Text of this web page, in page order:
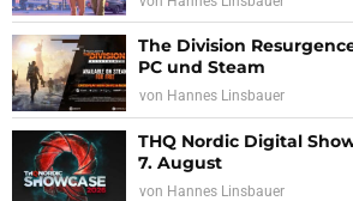
The Division
PC und Steam
von Hannes Linsbauer
THQ Nordic Digital
7. August
von Hannes Linsbauer